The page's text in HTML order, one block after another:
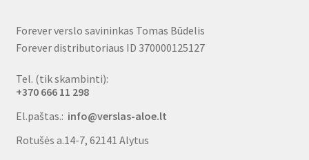
Forever verslo savininkas Tomas Būdelis
Forever distributoriaus ID 370000125127
Tel. (tik skambinti):
+370 666 11 298
El.paštas.: info@verslas-aloe.lt
Rotušės a.14-7, 62141 Alytus